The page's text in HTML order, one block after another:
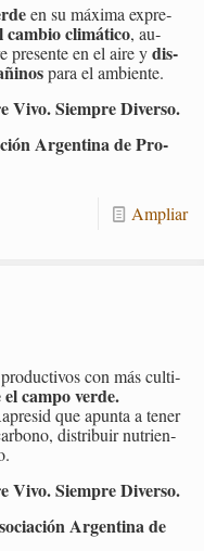
en su má­xi­ma ex­pre­
cam­bio cli­má­ti­co, au­
pre­sen­te en el aire ydis­
para el am­bien­te.
Vivo. Siem­pre Di­ver­so.
Ar­gen­ti­na de Pro­
Am­pliar
pro­duc­ti­vos con más cul­ti­
campo verde.
que apun­ta a tener
dis­tri­buir nu­trien­
Vivo. Siem­pre Di­ver­so.
Ar­gen­ti­na de